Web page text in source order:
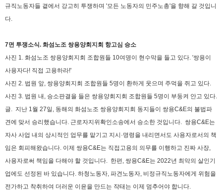
규직노동자들 곁에서 강고히 투쟁하며 '모든 노동자의 민주노총'을 향해 갈 것입니
다.
7면 투쟁소식. 화섬노조 쌍용양회지회 항고심 승소
사진 1. 화섬노조 쌍용양회지회 조합원들 10여명이 현수막을 들고 있다. '쌍용이
사용자다! 직접 고용하라!'
사진 2. 법원 앞, 쌍용양회지회 조합원들 5명이 환하게 웃으며 주먹을 쥐고 있다.
사진 3. 법원 내, 승소판결을 들은 쌍용양회지회 조합원들 5명이 부둥켜 안고 있다.
글. 지난 1월 27일, 동해의 화섬노조 쌍용양회지회 동지들이 쌍용C&E의 불법파
견에 맞서 승리했습니다. 근로자지위확인소송에서 승소한 것입니다. 쌍용C&E는
자사 사업 내의 상시적인 업무를 맡기고 지시·명령을 내리면서도 사용자로서의 책
임은 회피해왔습니다. 이제 쌍용C&E는 직접고용의 의무를 이행하고 진짜 사장,
사용자로써 책임을 다해야 할 것입니다. 한편, 쌍용C&E는 2022년 최악의 살인기
업에도 선정된 바 있습니다. 하청노동자, 파견노동자, 비정규직노동자에게 위험을
전가하고 착취하여 더러운 이윤을 만드는 작태는 이제 멈추어야 합니다.